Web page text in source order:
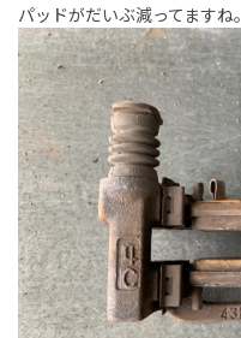
パッドがだいぶ減ってますね。